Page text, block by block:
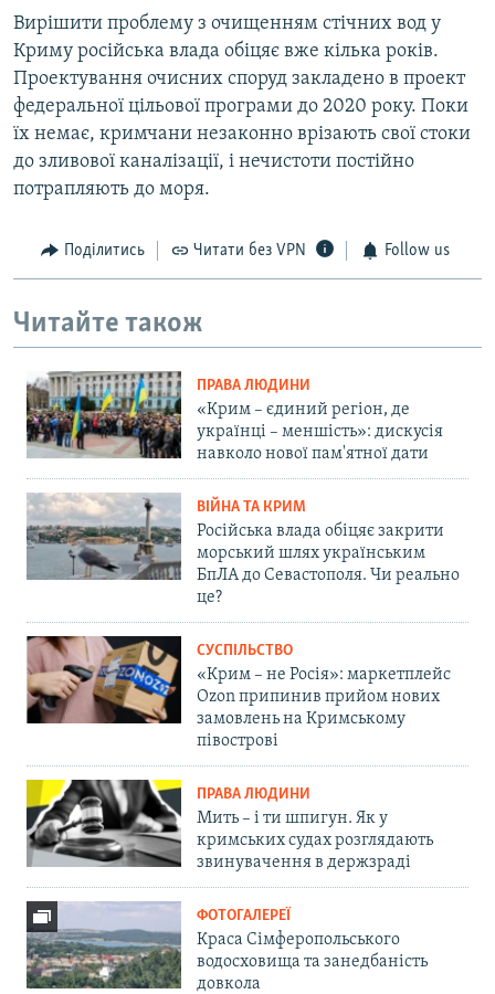
Вирішити проблему з очищенням стічних вод у
Криму російська влада обіцяє вже кілька років.
Проектування очисних споруд закладено в проект
федеральної цільової програми до 2020 року. Поки
їх немає, кримчани незаконно врізають свої стоки
до зливової каналізації, і нечистоти постійно
потрапляють до моря.
Поділитись Читати без VPN Follow us
Читайте також
ПРАВА ЛЮДИНИ
«Крим – єдиний регіон, де
українці – меншість»: дискусія
навколо нової пам'ятної дати
ВІЙНА ТА КРИМ
Російська влада обіцяє закрити
морський шлях українським
БпЛА до Севастополя. Чи реально
це?
СУСПІЛЬСТВО
«Крим – не Росія»: маркетплейс
Ozon припинив прийом нових
замовлень на Кримському
півострові
ПРАВА ЛЮДИНИ
Мить – і ти шпигун. Як у
кримських судах розглядають
звинувачення в держзраді
ФОТОГАЛЕРЕЇ
Краса Сімферопольського
водосховища та занедбаність
довкола